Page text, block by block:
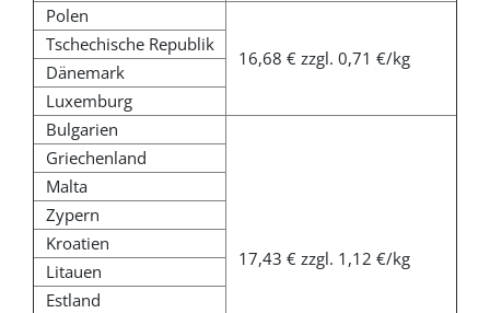
Polen
16,68 € zzgl. 0,71 €/kg
Tschechische Republik
Dänemark
Luxemburg
Bulgarien
17,43 € zzgl. 1,12 €/kg
Griechenland
Malta
Zypern
Kroatien
Litauen
Estland